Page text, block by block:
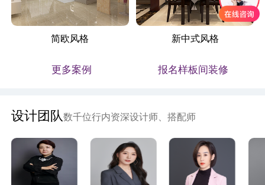
简欧风格 新中式风格
更多案例 报名样板间装修
设计团队数千位行内资深设计师、搭配师